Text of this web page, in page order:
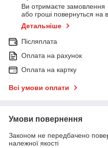
Ви отримаєте замовлення
або гроші повернуться на
Детальніше
Післяплата
Оплата на рахунок
Оплата на картку
Всі умови оплати
Умови повернення
Законом не передбачено
належної якості